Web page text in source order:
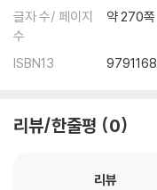
글자 수/ 페이지
수
약 270쪽
ISBN13
리뷰/한줄평 0
리뷰